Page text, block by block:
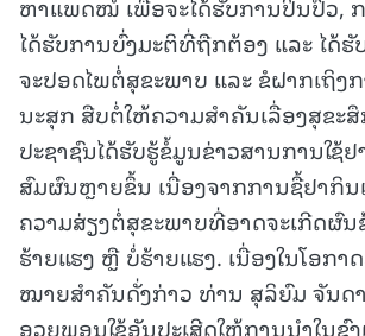
ຫາແພດໝໍ ເພື່ອຈະໄດ້ຮັບການປິ່ນປົວ,
ໄດ້ຮັບການບົ່ງມະຕິທີ່ຖືກຕ້ອງ ແລະ ໄດ້
ຈະປອດໄພຕໍ່ສຸຂະພາບ ແລະ ຂໍຝາກເຖິງ
ນະສຸກ ສືບຕໍ່ໃຫ້ຄວາມສໍາຄັນເລື່ອງສຸຂະສຶ
ປະຊາຊົນໄດ້ຮັບຮູ້ຂໍ້ມູນຂ່າວສານການໃຊ້
ສົມຜົນຫຼາຍຂຶ້ນ ເນື່ອງຈາກການຊື້ຢາກິນ
ຄວາມສ່ຽງຕໍ່ສຸຂະພາບທີ່ອາດຈະເກີດຜົນ
ຮ້າຍແຮງ ຫຼື ບໍ່ຮ້າຍແຮງ. ເນື່ອງໃນໂອກ
ໝາຍສໍາຄັນດັ່ງກ່າວ ທ່ານ ສຸລິຍົມ ຈັນດ
ອວຍພອນໃຊ້ອັນປະເສີດໃຫ້ການນໍາໃນຂົ